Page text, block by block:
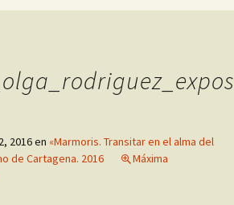
2016en «Marmoris. Transitar en el alma del
de Cartagena. 2016
Máxima